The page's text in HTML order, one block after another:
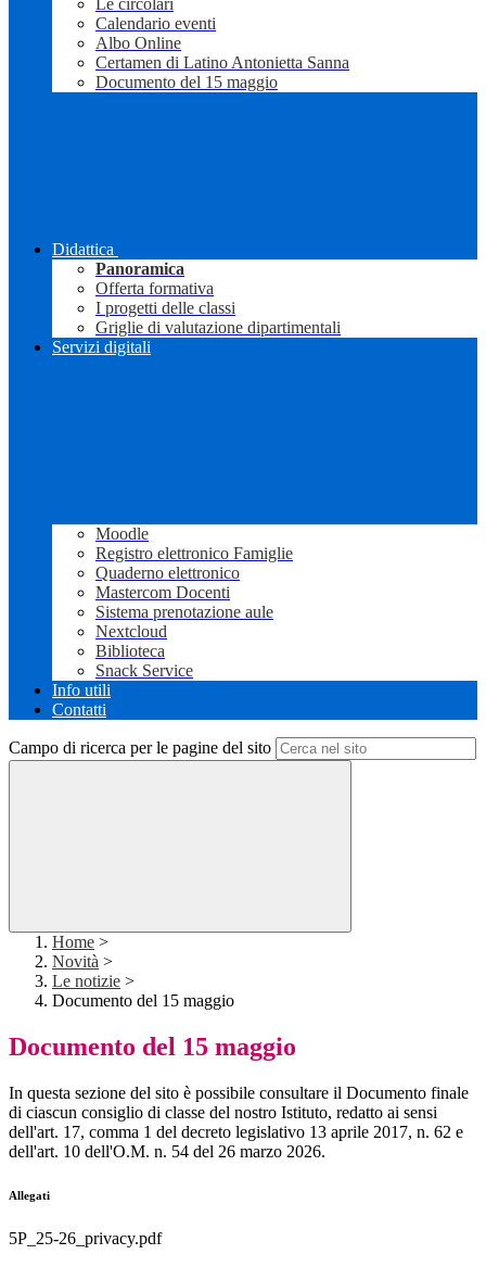
Le circolari
Calendario eventi
Albo Online
Certamen di Latino Antonietta Sanna
Documento del 15 maggio
Didattica
Panoramica
Offerta formativa
I progetti delle classi
Griglie di valutazione dipartimentali
Servizi digitali
Moodle
Registro elettronico Famiglie
Quaderno elettronico
Mastercom Docenti
Sistema prenotazione aule
Nextcloud
Biblioteca
Snack Service
Info utili
Contatti
Campo di ricerca per le pagine del sito
Home >
Novità >
Le notizie >
Documento del 15 maggio
Documento del 15 maggio
In questa sezione del sito è possibile consultare il Documento finale
di ciascun consiglio di classe del nostro Istituto, redatto ai sensi
dell'art. 17, comma 1 del decreto legislativo 13 aprile 2017, n. 62 e
dell'art. 10 dell'O.M. n. 54 del 26 marzo 2026.
Allegati
5P_25-26_privacy.pdf